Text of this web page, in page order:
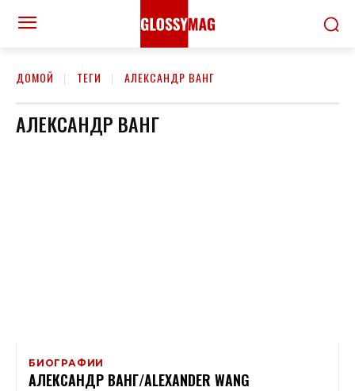
ДОМОЙ ТЕГИ АЛЕКСАНДР ВАНГ
АЛЕКСАНДР ВАНГ
БИОГРАФИИ
АЛЕКСАНДР ВАНГ/ALEXANDER WANG